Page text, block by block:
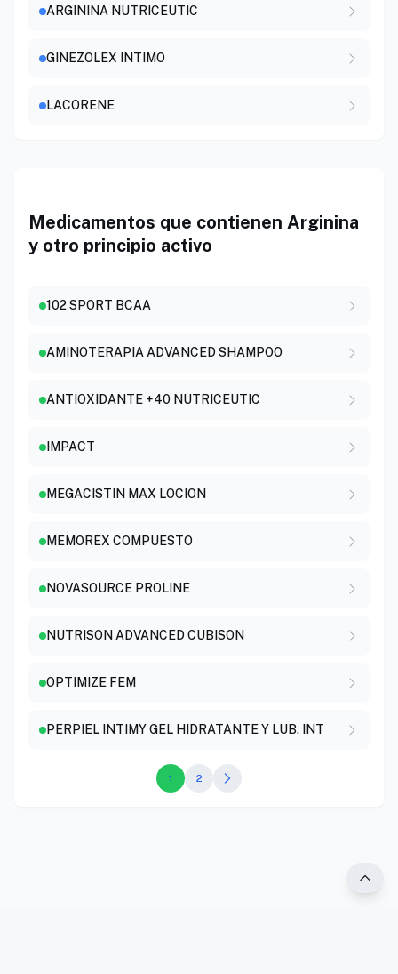
ARGININA NUTRICEUTIC
GINEZOLEX INTIMO
LACORENE
Medicamentos que contienen Arginina
y otro principio activo
102 SPORT BCAA
AMINOTERAPIA ADVANCED SHAMPOO
ANTIOXIDANTE +40 NUTRICEUTIC
IMPACT
MEGACISTIN MAX LOCION
MEMOREX COMPUESTO
NOVASOURCE PROLINE
NUTRISON ADVANCED CUBISON
OPTIMIZE FEM
PERPIEL INTIMY GEL HIDRATANTE Y LUB. INT
1 2